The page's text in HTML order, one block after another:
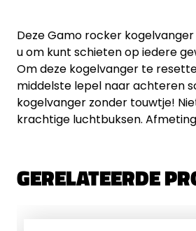
Deze Gamo rocker
u om kunt schieten op iedere
Om deze kogelvanger te
middelste lepel naar achteren
kogelvanger zonder touwtje!
krachtige luchtbuksen.
GERELATEERDE